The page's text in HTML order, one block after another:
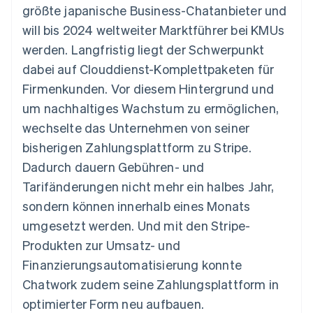
Zugriff auf mehr als
125
Zahlungen vor Ort
Authorization
Optimierung der
Autorisierungsraten
Beschleunigter
Bezahlvorgang
Financial
Connections
Verbundene
Datensynchronisierung
Product roadmap
Ausblick
Radar
Geldmanagement
SaaS
Nach Branche
KI-Unternehmen
Creator Economy
Gaming
Bewirtung, Reisen und
Freizeit
Versicherungen
Medien und
Unterhaltung
Gemeinnützige
Organisationen
Fachdienstleistungen
Öffentlicher Sektor
Einzelhandel
Marktplatz auf
Abonnementverwaltung
So setzen Sie
nutzungsbasierte
Abrechnung um
Stablecoin-gestützte
Karten ausgeben: So
geht´s
Bereitstellung und
Verwaltung von
Diensten mit Agenten
App-Integrationen
Code-Beispiele
Entwickler-Blog
API-Status
Stripe Sessions
Karriere
Newsroom
Stripe Press
Kontakt
Sales-Team
kontaktieren
Partner werden
größte japanische Business-Chatanbieter und
will bis 2024 weltweiter Marktführer bei KMUs
werden. Langfristig liegt der Schwerpunkt
dabei auf Clouddienst-Komplettpaketen für
Firmenkunden. Vor diesem Hintergrund und
um nachhaltiges Wachstum zu ermöglichen,
wechselte das Unternehmen von seiner
bisherigen Zahlungsplattform zu Stripe.
Dadurch dauern Gebühren- und
Tarifänderungen nicht mehr ein halbes Jahr,
sondern können innerhalb eines Monats
umgesetzt werden. Und mit den Stripe-
Produkten zur Umsatz- und
Finanzierungsautomatisierung konnte
Chatwork zudem seine Zahlungsplattform in
optimierter Form neu aufbauen.